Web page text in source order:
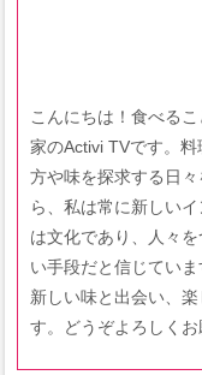
こんにちは！食べる
家のActivi TVです。
方や味を探求する日
ら、私は常に新しい
は文化であり、人々
い手段だと信じてい
新しい味と出会い、
す。どうぞよろしくお